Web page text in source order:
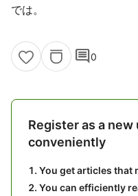
では。
comment0
Register as a
conveniently
You get articles that
You can efficiently